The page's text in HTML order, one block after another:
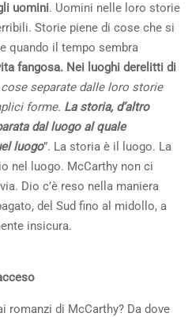
uomini. Uomini nelle loro storie
Storie piene di cose che si
quando il tempo sembra
fangosa. Nei luoghi derelitti di
cose separate dalle loro storie
forme. La storia, d’altro
dal luogo al quale
luogo”. La storia è il luogo. La
nel luogo. McCarthy non ci
Dio c’è reso nella maniera
del Sud fino al midollo, a
insicura.
romanzi di McCarthy? Da dove